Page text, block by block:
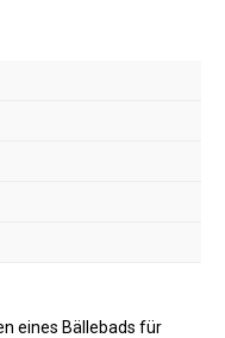
eines Bällebads für